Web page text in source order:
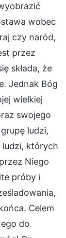
wobec
czy naród,
przez
składa, że
Jednak Bóg
wielkiej
swojego
ludzi,
ludzi, których
Niego
próby i
Celem
do